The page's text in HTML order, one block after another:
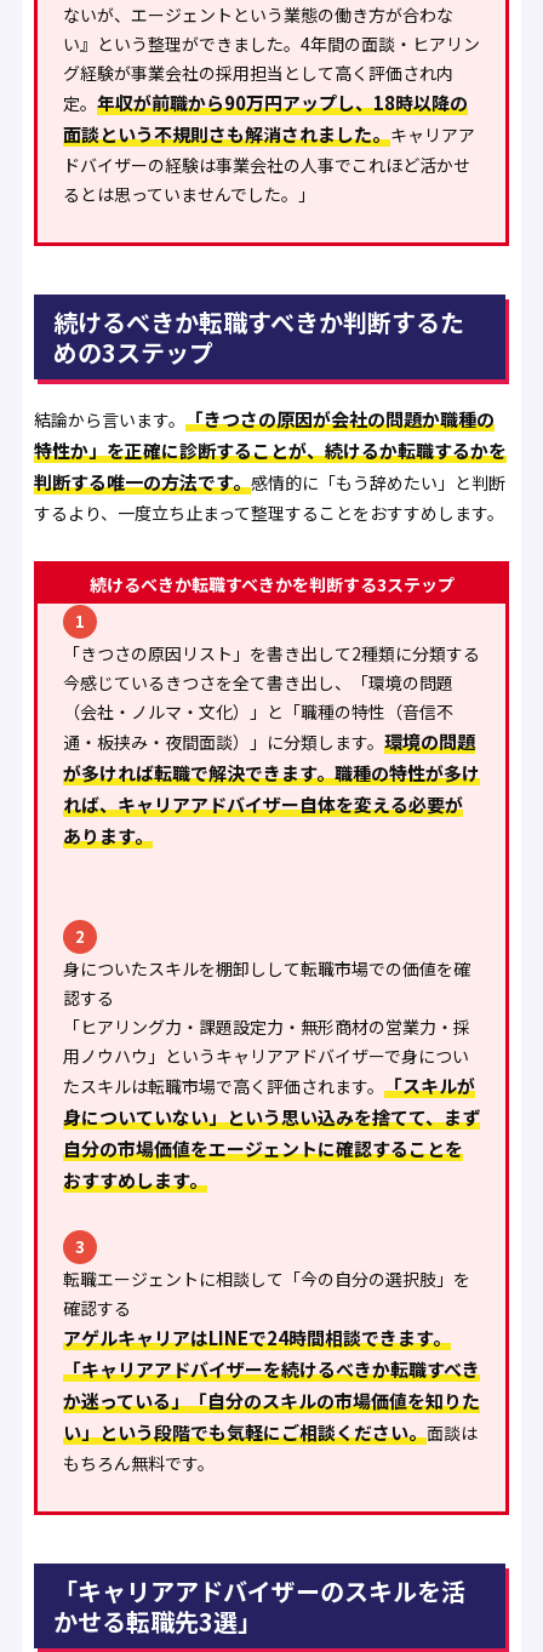
ないが、エージェントという業態の働き方が合わな
い』という整理ができました。4年間の面談・ヒアリン
グ経験が事業会社の採用担当として高く評価され内
定。 年収が前職から90万円アップし、18時以降の
面談という不規則さも解消されました。キャリアア
ドバイザーの経験は事業会社の人事でこれほど活かせ
るとは思っていませんでした。」
続けるべきか転職すべきか判断するた
めの3ステップ
結論から言います。 「きつさの原因が会社の問題か職種の
特性か」を正確に診断することが、続けるか転職するかを
判断する唯一の方法です。感情的に「もう辞めたい」と判断
するより、一度立ち止まって整理することをおすすめします。
続けるべきか転職すべきかを判断する3ステップ
1
「きつさの原因リスト」を書き出して2種類に分類する
今感じているきつさを全て書き出し、「環境の問題
（会社・ノルマ・文化）」と「職種の特性（音信不
通・板挟み・夜間面談）」に分類します。 環境の問題
が多ければ転職で解決できます。職種の特性が多け
れば、キャリアアドバイザー自体を変える必要が
あります。
2
身についたスキルを棚卸しして転職市場での価値を確
認する
「ヒアリング力・課題設定力・無形商材の営業力・採
用ノウハウ」というキャリアアドバイザーで身につい
たスキルは転職市場で高く評価されます。 「スキルが
身についていない」という思い込みを捨てて、まず
自分の市場価値をエージェントに確認することを
おすすめします。
3
転職エージェントに相談して「今の自分の選択肢」を
確認する
アゲルキャリアはLINEで24時間相談できます。
「キャリアアドバイザーを続けるべきか転職すべき
か迷っている」「自分のスキルの市場価値を知りた
い」という段階でも気軽にご相談ください。面談は
もちろん無料です。
「キャリアアドバイザーのスキルを活
かせる転職先3選」